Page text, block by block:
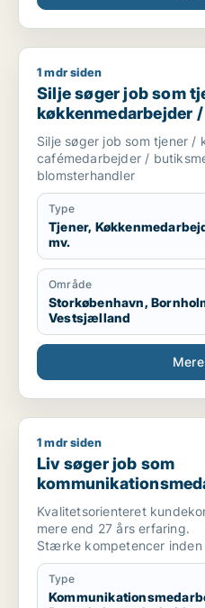
Silje søger job som tjener
1 mdr siden
Silje søger job som
køkkenmedarbejder
butiksmedarbejder /
Silje søger job som tjener /
cafémedarbejder /
blomsterhandler
Type
Tjener,
mv.
Område
Storkøbenhavn,
Vestsjælland
Liv søger job som
1 mdr siden
Liv søger job som
medarbejder /
Kvalitetsorienteret
mere end 27 års erfaring.
Stærke kompetencer
fakturering, kreditering/
inkassobehandling. Kendt
håndtere komplekse
Type